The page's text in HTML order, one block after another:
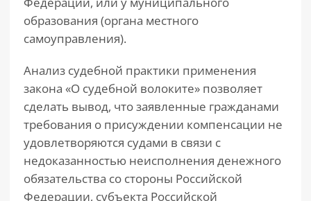
образования (органа местного
самоуправления).
Анализ судебной практики применения
закона «О судебной волоките» позволяет
сделать вывод, что заявленные гражданами
требования о присуждении компенсации не
удовлетворяются судами в связи с
недоказанностью неисполнения денежного
обязательства со стороны Российской
Федерации, субъекта Российской